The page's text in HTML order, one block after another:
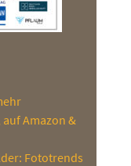
Amazon &
Fototrends